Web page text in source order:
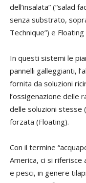
dell’insalata” (“salad
senza substrato,
Technique”) e
In questi sistemi le
pannelli galleggianti,
fornita da soluzioni
l’ossigenazione delle
delle soluzioni stesse
forzata (Floating).
Con il termine
America, ci si riferisce
e pesci, in genere